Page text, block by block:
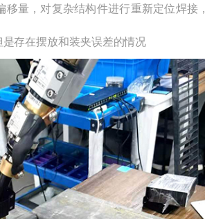
量，对复杂结构件进行重新定位焊接，
存在摆放和装夹误差的情况